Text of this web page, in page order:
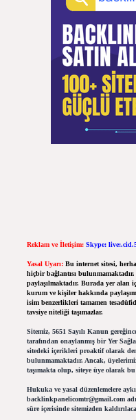
Reklam ve İletişim: Skype:
Yasal Uyarı: Bu internet sitesi,
hiçbir bağlantısı bulunmamaktadır.
paylaşılmaktadır. Burada yer alan
kurum ve kişiler hakkında
isim benzerlikleri tamamen
tavsiye niteliği taşımazlar.
Sitemiz, 5651 Sayılı Kanun
tarafından onaylanmış bir Yer
sitedeki içerikleri proaktif olarak
bulunmamaktadır. Ancak,
taşımakta olup, siteye üye olarak
Hukuka ve yasal düzenlemelere
backlinkpanelicomtr@gmail.com
süre içerisinde sitemizden